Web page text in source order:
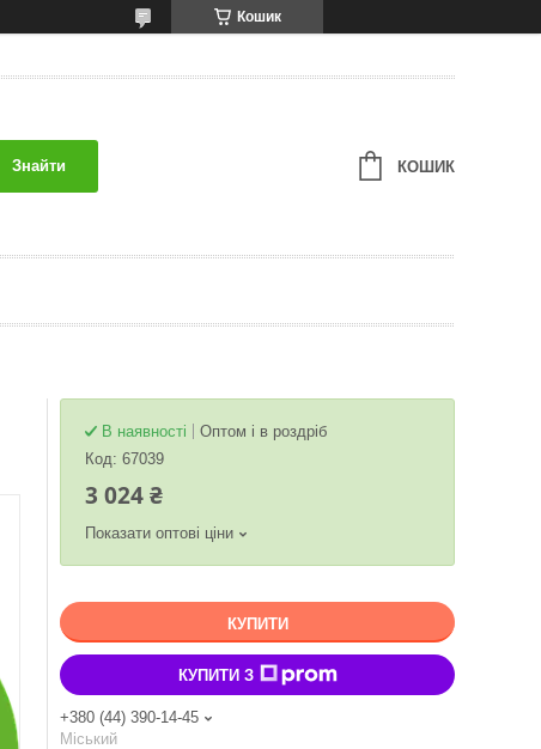
Кошик
Знайти КОШИК
В наявності
Оптом і в роздріб
Код: 67039
3 024 ₴
Показати оптові ціни
КУПИТИ
КУПИТИ З
+380 (44) 390-14-45
Міський